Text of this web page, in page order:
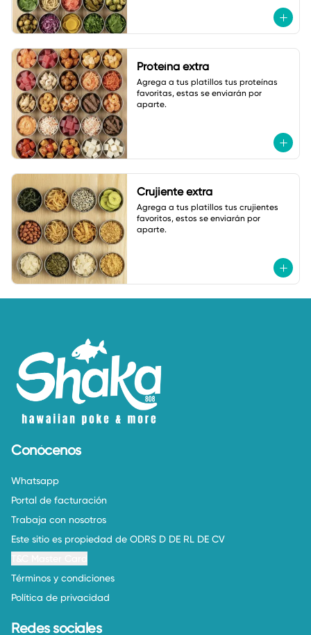
Proteína extra
Agrega a tus platillos tus proteínas
favoritas, estas se enviarán por
aparte.
Crujiente extra
Agrega a tus platillos tus crujientes
favoritos, estos se enviarán por
aparte.
Conócenos
Whatsapp
Portal de facturación
Trabaja con nosotros
Este sitio es propiedad de ODRS D DE RL DE CV
Términos y condiciones
Política de privacidad
Redes sociales